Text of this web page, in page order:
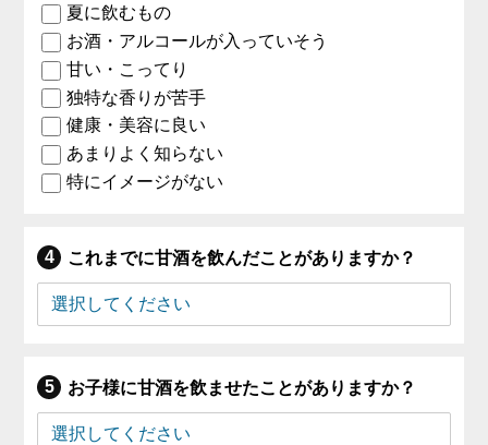
夏に飲むもの
お酒・アルコールが入っていそう
甘い・こってり
独特な香りが苦手
健康・美容に良い
あまりよく知らない
特にイメージがない
これまでに甘酒を飲んだことがありますか？
お子様に甘酒を飲ませたことがありますか？